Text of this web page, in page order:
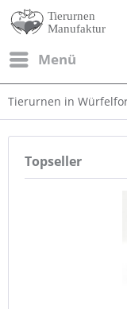
Menü
Tierurnen in
Topseller